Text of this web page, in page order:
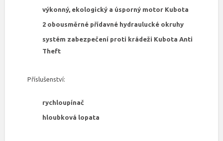
výkonný, ekologický a úsporný motor Kubota
2 obousměrné přídavné hydraulucké okruhy
systém zabezpečení proti krádeži Kubota Anti
Theft
Příslušenství:
rychloupínač
hloubková lopata